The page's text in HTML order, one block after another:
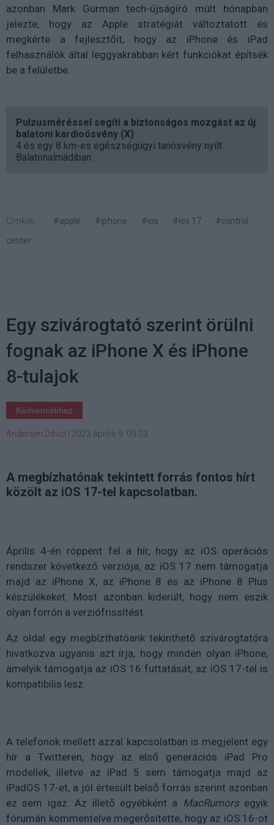
azonban Mark Gurman tech-újságíró múlt hónapban
jelezte, hogy az Apple stratégiát változtatott és
megkérte a fejlesztőit, hogy az iPhone és iPad
felhasználók által leggyakrabban kért funkciókat építsék
be a felületbe.
Pulzusméréssel segíti a biztonságos mozgást az új
balatoni kardioösvény (X)
4 és egy 8 km-es egészségügyi tanösvény nyílt
Balatonalmádiban.
Címkék: #apple #iphone #ios #ios 17
#control
center
Egy szivárogtató szerint örülni
fognak az iPhone X és iPhone
8-tulajok
Kedvencekhez
Andersen Dávid 2023 április 9. 09:03
A megbízhatónak tekintett forrás fontos hírt
közölt az iOS 17-tel kapcsolatban.
Április 4-én röppent fel a hír, hogy az iOS operációs
rendszer következő verziója, az iOS 17 nem támogatja
majd az iPhone X, az iPhone 8 és az iPhone 8 Plus
készülékeket. Most azonban kiderült, hogy nem eszik
olyan forrón a verziófrissítést.
Az oldal egy megbízthatóank tekinthető szivárogtatóra
hivatkozva ugyanis azt írja, hogy minden olyan iPhone,
amelyik támogatja az iOS 16 futtatását, az iOS 17-tel is
kompatibilis lesz.
A telefonok mellett azzal kapcsolatban is megjelent egy
hír a Twitteren, hogy az első generációs iPad Pro
modellek, illetve az iPad 5 sem támogatja majd az
iPadOS 17-et, a jól értesült belső forrás szerint azonban
ez sem igaz. Az illető egyébként a MacRumorsegyik
fórumán kommentelve megerősítette, hogy az iOS 16-ot